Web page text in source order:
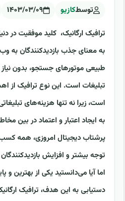
توسطکازیو ۱۴۰۳/۰۳/۰۹
ترافیک ارگانیک، کلید موفقیت در
به معنای جذب بازدیدکنندگان به
طبیعی موتورهای جستجو، بدون
تبلیغات است. این نوع ترافیک از
است، زیرا نه تنها هزینه‌های
به ایجاد اعتبار و اعتماد در بین
پرشتاب دیجیتال امروزی، همه
توجه بیشتر و افزایش
اما آیا می‌دانستید یکی از بهترین و
دستیابی به این هدف، ترافیک